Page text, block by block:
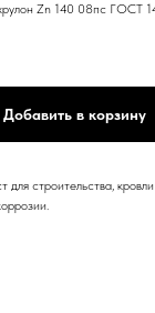
Zn 140 08пс ГОСТ
Добавить в корзину
для строительства,